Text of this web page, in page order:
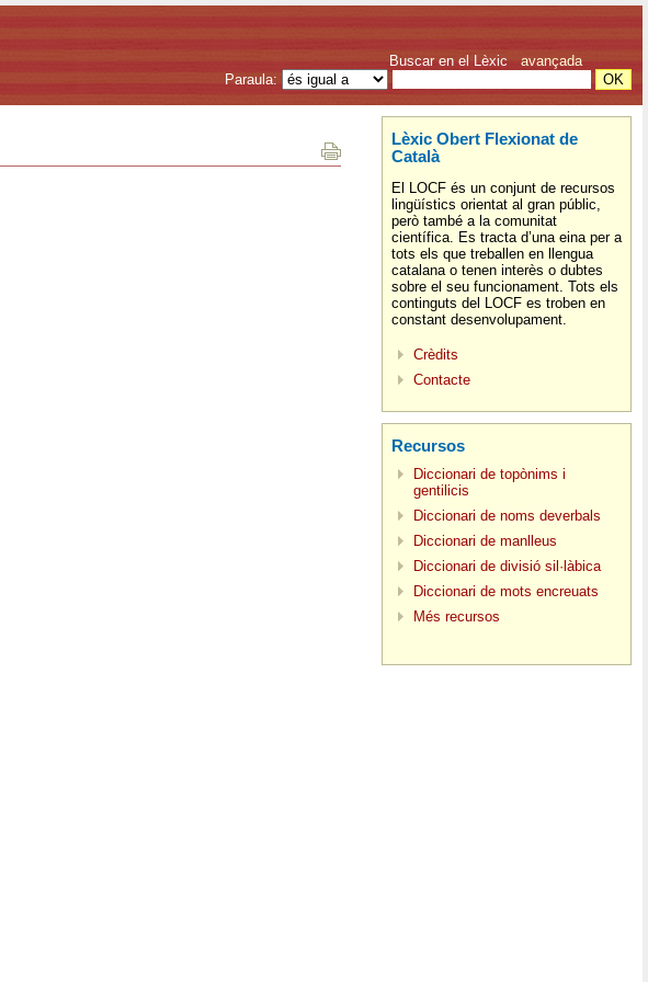
Buscar en el Lèxic avançada
Paraula:
Lèxic Obert Flexionat de
Català
El LOCF és un conjunt de recursos
lingüístics orientat al gran públic,
però també a la comunitat
científica. Es tracta d’una eina per a
tots els que treballen en llengua
catalana o tenen interès o dubtes
sobre el seu funcionament. Tots els
continguts del LOCF es troben en
constant desenvolupament.
Crèdits
Contacte
Recursos
Diccionari de topònims i
gentilicis
Diccionari de noms deverbals
Diccionari de manlleus
Diccionari de divisió sil·làbica
Diccionari de mots encreuats
Més recursos